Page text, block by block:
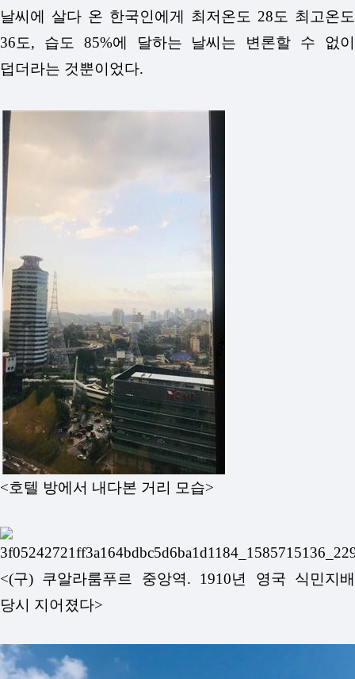
날씨에 살다 온 한국인에게 최저온도 28도 최고온도
36도, 습도 85%에 달하는 날씨는 변론할 수 없이
덥더라는 것뿐이었다.
<호텔 방에서 내다본 거리 모습>
<(구) 쿠알라룸푸르 중앙역. 1910년 영국 식민지배
당시 지어졌다>